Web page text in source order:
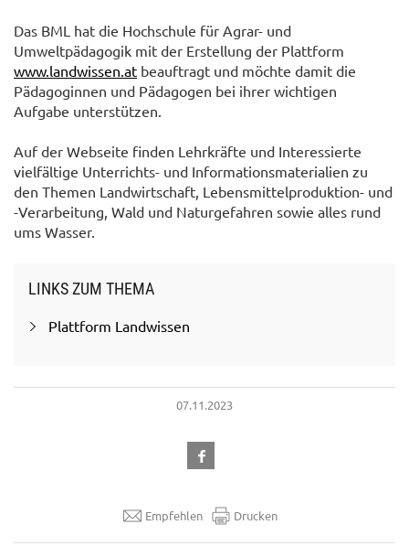
Das BML hat die Hochschule für Agrar- und
Umweltpädagogik mit der Erstellung der Plattform
www.landwissen.at beauftragt und möchte damit die
Pädagoginnen und Pädagogen bei ihrer wichtigen
Aufgabe unterstützen.
Auf der Webseite finden Lehrkräfte und Interessierte
vielfältige Unterrichts- und Informationsmaterialien zu
den Themen Landwirtschaft, Lebensmittelproduktion- und
-Verarbeitung, Wald und Naturgefahren sowie alles rund
ums Wasser.
LINKS ZUM THEMA
Plattform Landwissen
07.11.2023
Empfehlen Drucken